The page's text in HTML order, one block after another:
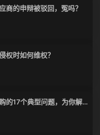
商的申辩被驳回，冤吗？
权时如何维权？
的17个典型问题，为你解